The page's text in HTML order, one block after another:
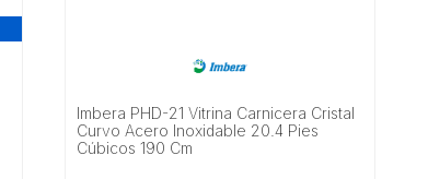
Imbera PHD-21 Vitrina Carnicera Cristal
Curvo Acero Inoxidable 20.4 Pies
Cúbicos 190 Cm